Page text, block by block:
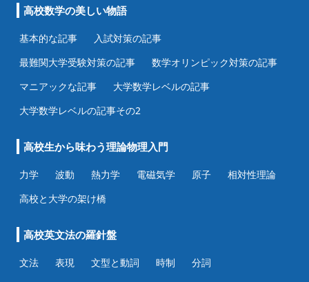
高校数学の美しい物語
基本的な記事
入試対策の記事
最難関大学受験対策の記事
数学オリンピック対策の記事
マニアックな記事
大学数学レベルの記事
大学数学レベルの記事その2
高校生から味わう理論物理入門
力学 波動 熱力学 電磁気学 原子
相対性理論
高校と大学の架け橋
高校英文法の羅針盤
文法 表現 文型と動詞 時制 分詞